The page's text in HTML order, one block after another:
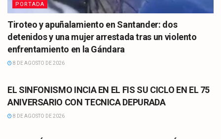
PORTADA
Tiroteo y apuñalamiento en Santander: dos
detenidos y una mujer arrestada tras un violento
enfrentamiento en la Gándara
8 DE AGOSTO DE 2026
EL SINFONISMO INCIA EN EL FIS SU CICLO EN EL 75
ANIVERSARIO CON TECNICA DEPURADA
8 DE AGOSTO DE 2026